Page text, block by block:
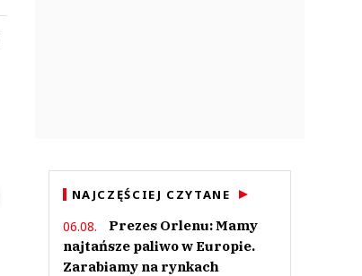
▶
NAJCZĘŚCIEJ CZYTANE
06.08.
Prezes Orlenu: Mamy
najtańsze paliwo w Europie.
Zarabiamy na rynkach